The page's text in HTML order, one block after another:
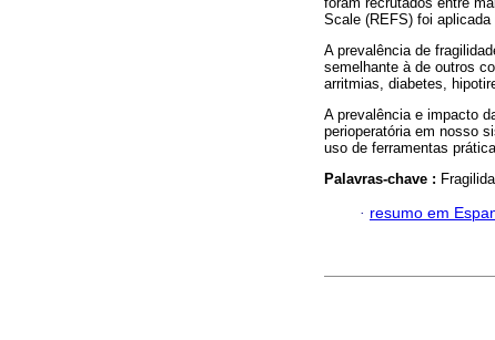
Scale (REFS) foi aplicada
A prevalência de
semelhante à de outros
arritmias, diabetes,
A prevalência e impacto
perioperatória em nosso
uso de ferramentas
Palavras-chave :
· resumo em